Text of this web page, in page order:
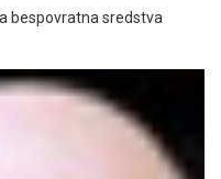
bespovratna sredstva